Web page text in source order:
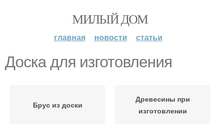
МИЛЫЙ ДОМ
главная новости статьи
Доска для изготовления
Брус из доски
Древесины при
изготовлении